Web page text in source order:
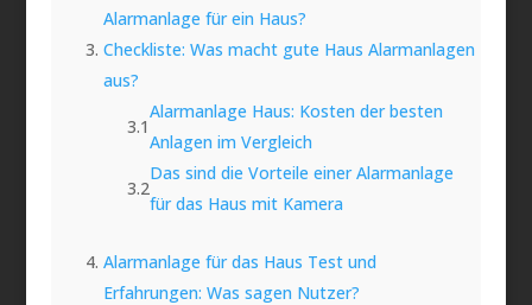
Alarmanlage für ein Haus?
Checkliste: Was macht gute Haus Alarmanlagen
aus?
Alarmanlage Haus: Kosten der besten
Anlagen im Vergleich
Das sind die Vorteile einer Alarmanlage
für das Haus mit Kamera
Alarmanlage für das Haus Test und
Erfahrungen: Was sagen Nutzer?